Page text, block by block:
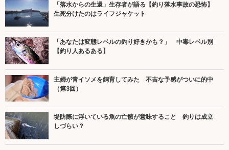
「落水からの生還」生存者が語る【釣り落水事故の恐怖】
生死分けたのはライフジャケット
「あなたは変態レベルの釣り好きかも？」 中毒レベル別
【釣り人あるある】
主婦が青イソメを飼育してみた 不吉な予感がついに的中
（第3回）
堤防際に浮いている魚の亡骸が意味すること 釣りは成立
しづらい？